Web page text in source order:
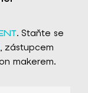
. Staňte se
, zástupcem
makerem.